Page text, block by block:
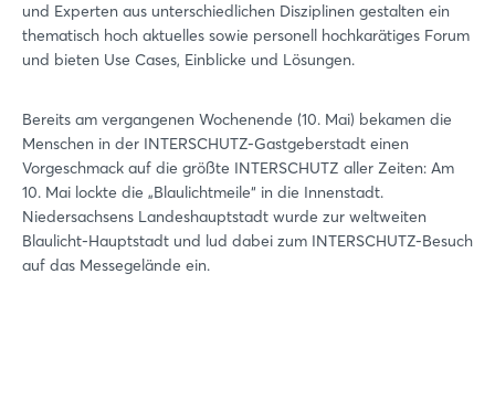
und Experten aus unterschiedlichen Disziplinen gestalten ein
thematisch hoch aktuelles sowie personell hochkarätiges Forum
und bieten Use Cases, Einblicke und Lösungen.
Bereits am vergangenen Wochenende (10. Mai) bekamen die
Menschen in der INTERSCHUTZ-Gastgeberstadt einen
Vorgeschmack auf die größte INTERSCHUTZ aller Zeiten: Am
10. Mai lockte die „Blaulichtmeile“ in die Innenstadt.
Niedersachsens Landeshauptstadt wurde zur weltweiten
Blaulicht-Hauptstadt und lud dabei zum INTERSCHUTZ-Besuch
auf das Messegelände ein.